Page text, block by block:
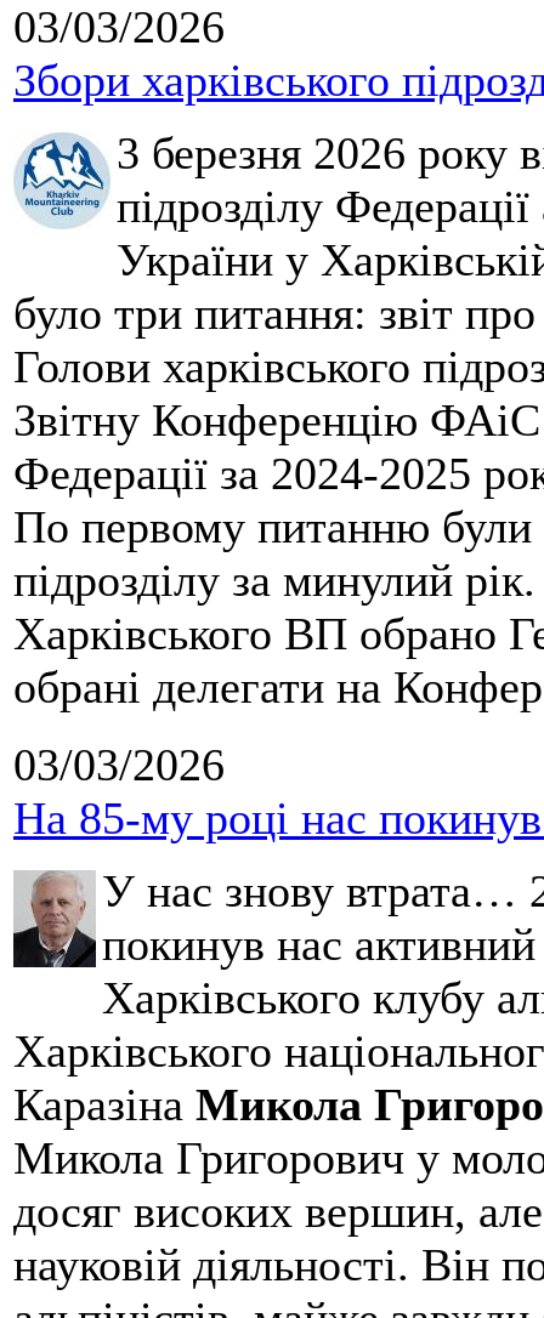
03/03/2026
Збори харківського
3 березня 2026 року
підрозділу
України у
було три питання: звіт
Голови харківського
Звітну Конференцію
Федерації за 2024-2025
По первому питанню були
підрозділу за минулий
Харківського ВП обрано
обрані делегати на
03/03/2026
На 85-му році нас
У нас знову втрата…
покинув нас
Харківського клубу
Харківського
Каразіна Микола
Микола Григорович у
досяг високих вершин,
науковій діяльності. Він